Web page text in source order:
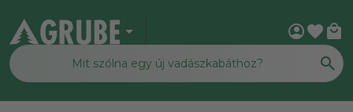
arrow_drop_down account_circlefavorite local_mall